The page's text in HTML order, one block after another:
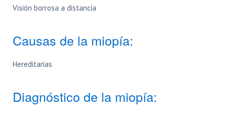
Visión borrosa a distancia
Causas de la miopía:
Hereditarias
Diagnóstico de la miopía: